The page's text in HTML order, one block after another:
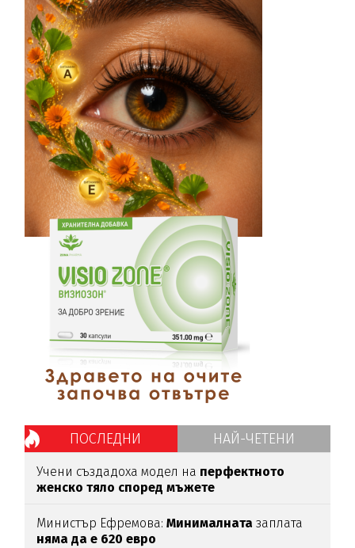
ПОСЛЕДНИ НАЙ-ЧЕТЕНИ
Учени създадоха модел на перфектното
женско тяло според мъжете
Министър Ефремова:Минималната заплата
няма да е 620 евро